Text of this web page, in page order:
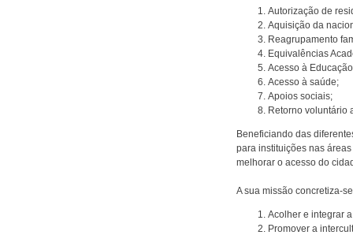
Autorização de
Aquisição da
Reagrupamento
Equivalências
Acesso à
Acesso à saúde;
Apoios sociais;
Retorno voluntário
Beneficiando das
para instituições nas
melhorar o acesso do
A sua missão concretiza-
Acolher e integrar
Promover a